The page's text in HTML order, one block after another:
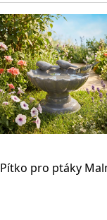
Pítko pro ptáky